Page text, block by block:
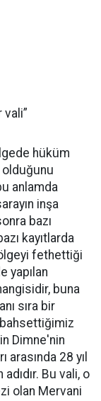
vali”
hüküm
anlamda
inşa
bazı
kayıtlarda
fethettiği
yapılan
buna
sıra bir
Dimne'nin
arasında 28 yıl
Bu vali, o
olan Mervani